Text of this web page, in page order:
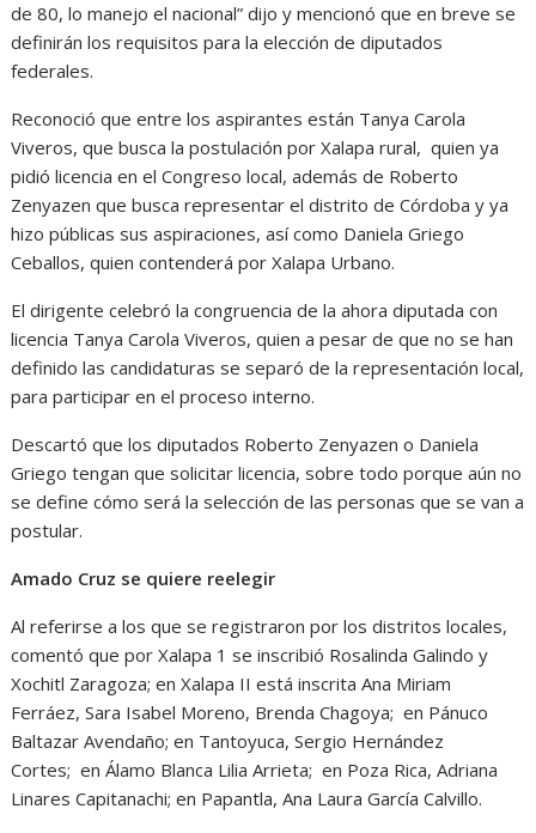
de 80, lo manejo el nacional” dijo y mencionó que en breve se
definirán los requisitos para la elección de diputados
federales.
Reconoció que entre los aspirantes están Tanya Carola
Viveros, que busca la postulación por Xalapa rural, quien ya
pidió licencia en el Congreso local, además de Roberto
Zenyazen que busca representar el distrito de Córdoba y ya
hizo públicas sus aspiraciones, así como Daniela Griego
Ceballos, quien contenderá por Xalapa Urbano.
El dirigente celebró la congruencia de la ahora diputada con
licencia Tanya Carola Viveros, quien a pesar de que no se han
definido las candidaturas se separó de la representación local,
para participar en el proceso interno.
Descartó que los diputados Roberto Zenyazen o Daniela
Griego tengan que solicitar licencia, sobre todo porque aún no
se define cómo será la selección de las personas que se van a
postular.
Amado Cruz se quiere reelegir
Al referirse a los que se registraron por los distritos locales,
comentó que por Xalapa 1 se inscribió Rosalinda Galindo y
Xochitl Zaragoza; en Xalapa II está inscrita Ana Miriam
Ferráez, Sara Isabel Moreno, Brenda Chagoya; en Pánuco
Baltazar Avendaño; en Tantoyuca, Sergio Hernández
Cortes; en Álamo Blanca Lilia Arrieta; en Poza Rica, Adriana
Linares Capitanachi; en Papantla, Ana Laura García Calvillo.